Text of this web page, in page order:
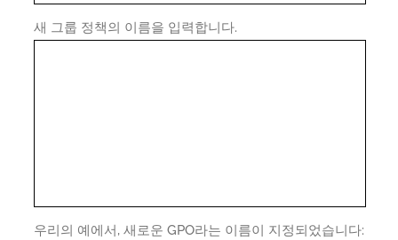
새 그룹 정책의 이름을 입력합니다.
우리의 예에서, 새로운 GPO라는 이름이 지정되었습니다: